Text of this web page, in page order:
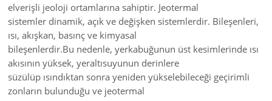
elverişli jeoloji ortamlarına sahiptir. Jeotermal
sistemler dinamik, açık ve değişken sistemlerdir. Bileşenleri,
ısı, akışkan, basınç ve kimyasal
bileşenlerdir.Bu nedenle, yerkabuğunun üst kesimlerinde ısı
akısının yüksek, yeraltısuyunun derinlere
süzülüp ısındıktan sonra yeniden yükselebileceği geçirimli
zonların bulunduğu ve jeotermal